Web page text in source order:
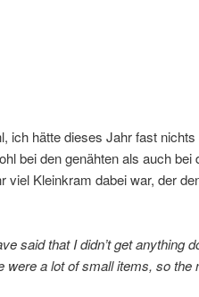
ich hätte dieses Jahr fast
bei den genähten als auch bei
viel Kleinkram dabei war, der
said that I didn’t get anything
were a lot of small items, so the